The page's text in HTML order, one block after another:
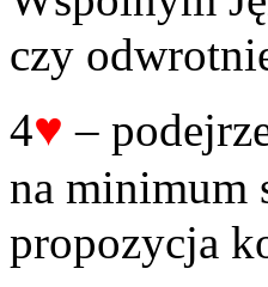
czy
4♥ –
na minimum
propozycja